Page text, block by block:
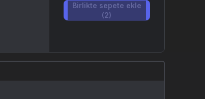
Birlikte sepete ekle
(2)